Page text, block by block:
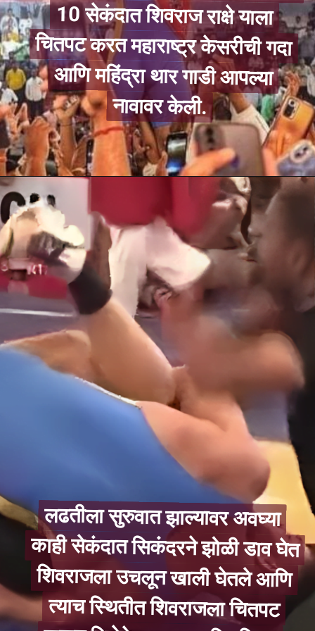
नावावर केली.
नावावर केली.
लढतीला सुरुवात झाल्यावर अवघ्या
काही सेकंदात सिकंदरने झोळी डाव घेत
शिवराजला उचलून खाली घेतले आणि
त्याच स्थितीत शिवराजला चितपट
लढतीला सुरुवात झाल्यावर अवघ्या
काही सेकंदात सिकंदरने झोळी डाव घेत
शिवराजला उचलून खाली घेतले आणि
त्याच स्थितीत शिवराजला चितपट